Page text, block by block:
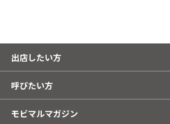
出店したい方
呼びたい方
モビマルマガジン